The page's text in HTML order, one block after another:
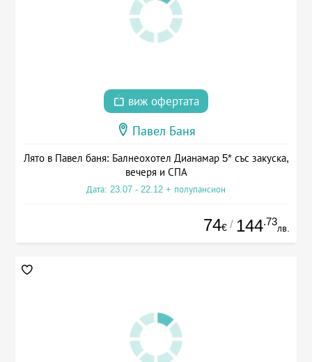
виж офертата
Павел Баня
Лято в Павел баня: Балнеохотел Дианамар 5* със закуска,
вечеря и СПА
Дата: 23.07 - 22.12 + полупансион
74€ / 144.73
лв.